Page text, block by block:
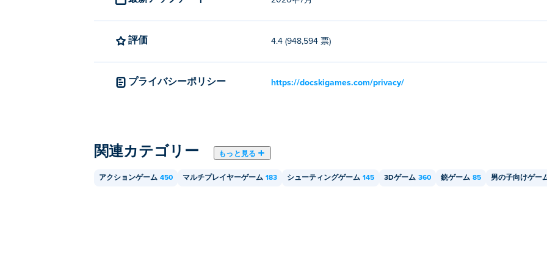
評価 4.4 (948,594 票)
プライバシーポリシー https://docskigames.com/privacy/
関連カテゴリー もっと見る
アクションゲーム 450 マルチプレイヤーゲーム 183 シューティングゲーム 145 3Dゲーム 360 銃ゲーム 85 男の子向けゲー